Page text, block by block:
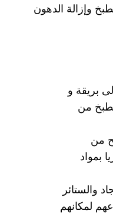
وإزالة الدهون
بريقة و
من
من
بمواد
والستائر
لمكانهم